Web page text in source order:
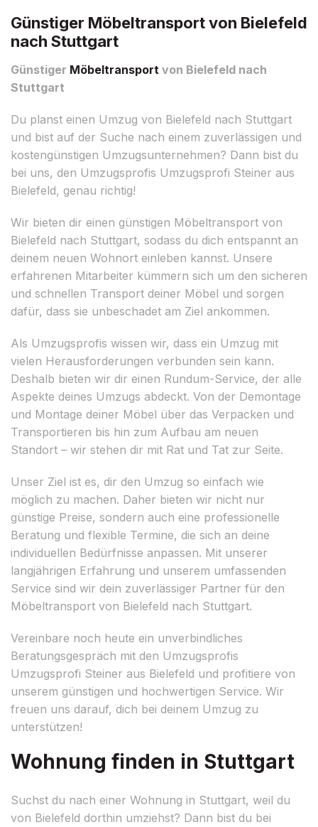
Günstiger Möbeltransport von Bielefeld
nach Stuttgart
Günstiger Möbeltransport von Bielefeld nach
Stuttgart
Du planst einen Umzug von Bielefeld nach Stuttgart
und bist auf der Suche nach einem zuverlässigen und
kostengünstigen Umzugsunternehmen? Dann bist du
bei uns, den Umzugsprofis Umzugsprofi Steiner aus
Bielefeld, genau richtig!
Wir bieten dir einen günstigen Möbeltransport von
Bielefeld nach Stuttgart, sodass du dich entspannt an
deinem neuen Wohnort einleben kannst. Unsere
erfahrenen Mitarbeiter kümmern sich um den sicheren
und schnellen Transport deiner Möbel und sorgen
dafür, dass sie unbeschadet am Ziel ankommen.
Als Umzugsprofis wissen wir, dass ein Umzug mit
vielen Herausforderungen verbunden sein kann.
Deshalb bieten wir dir einen Rundum-Service, der alle
Aspekte deines Umzugs abdeckt. Von der Demontage
und Montage deiner Möbel über das Verpacken und
Transportieren bis hin zum Aufbau am neuen
Standort – wir stehen dir mit Rat und Tat zur Seite.
Unser Ziel ist es, dir den Umzug so einfach wie
möglich zu machen. Daher bieten wir nicht nur
günstige Preise, sondern auch eine professionelle
Beratung und flexible Termine, die sich an deine
individuellen Bedürfnisse anpassen. Mit unserer
langjährigen Erfahrung und unserem umfassenden
Service sind wir dein zuverlässiger Partner für den
Möbeltransport von Bielefeld nach Stuttgart.
Vereinbare noch heute ein unverbindliches
Beratungsgespräch mit den Umzugsprofis
Umzugsprofi Steiner aus Bielefeld und profitiere von
unserem günstigen und hochwertigen Service. Wir
freuen uns darauf, dich bei deinem Umzug zu
unterstützen!
Wohnung finden in Stuttgart
Suchst du nach einer Wohnung in Stuttgart, weil du
von Bielefeld dorthin umziehst? Dann bist du bei